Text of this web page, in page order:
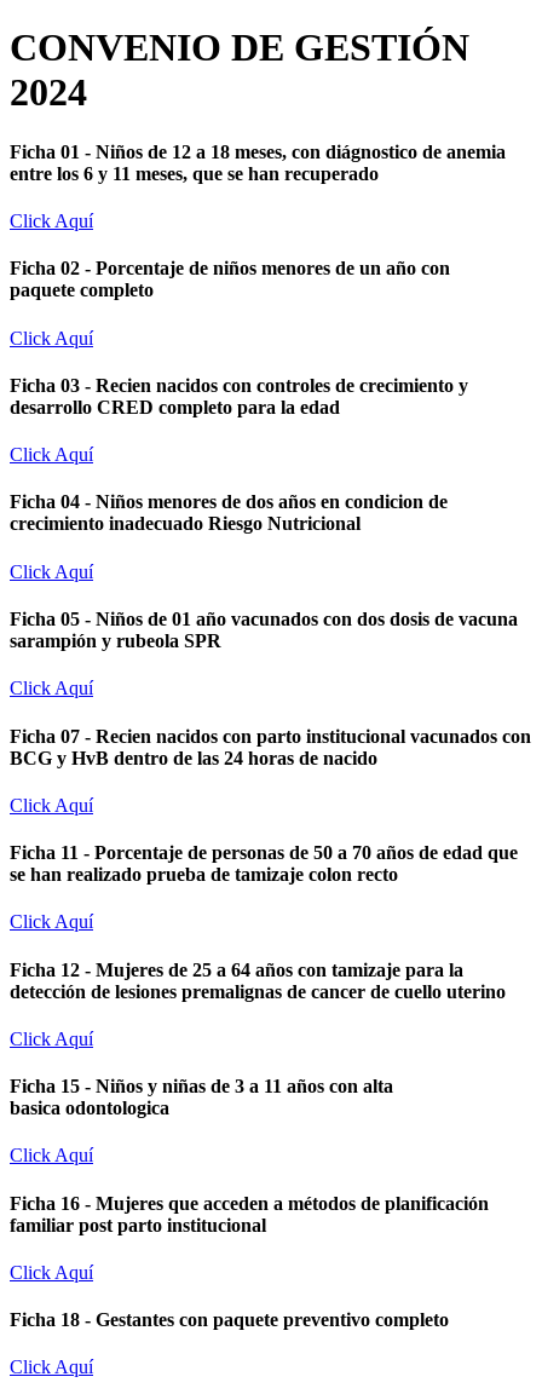
CONVENIO DE GESTIÓN
2024
Ficha 01 - Niños de 12 a 18 meses, con diágnostico de anemia
entre los 6 y 11 meses, que se han recuperado
Click Aquí
Ficha 02 - Porcentaje de niños menores de un año con
paquete completo
Click Aquí
Ficha 03 - Recien nacidos con controles de crecimiento y
desarrollo CRED completo para la edad
Click Aquí
Ficha 04 - Niños menores de dos años en condicion de
crecimiento inadecuado Riesgo Nutricional
Click Aquí
Ficha 05 - Niños de 01 año vacunados con dos dosis de vacuna
sarampión y rubeola SPR
Click Aquí
Ficha 07 - Recien nacidos con parto institucional vacunados con
BCG y HvB dentro de las 24 horas de nacido
Click Aquí
Ficha 11 - Porcentaje de personas de 50 a 70 años de edad que
se han realizado prueba de tamizaje colon recto
Click Aquí
Ficha 12 - Mujeres de 25 a 64 años con tamizaje para la
detección de lesiones premalignas de cancer de cuello uterino
Click Aquí
Ficha 15 - Niños y niñas de 3 a 11 años con alta
basica odontologica
Click Aquí
Ficha 16 - Mujeres que acceden a métodos de planificación
familiar post parto institucional
Click Aquí
Ficha 18 - Gestantes con paquete preventivo completo
Click Aquí